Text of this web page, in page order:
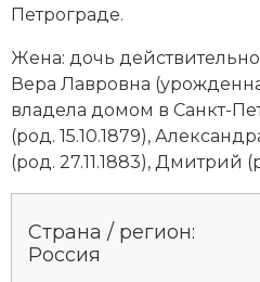
Петрограде.
Жена: дочь
Вера Лавровна
владела домом в Санкт-
(род. 15.10.1879),
(род. 27.11.1883), Дмитрий
Страна / регион:
Россия